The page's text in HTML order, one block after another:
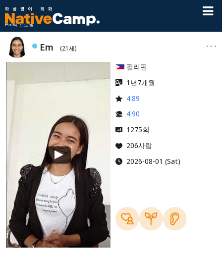
Em의 프로필
Em (21세)
필리핀
1년7개월
4.89
4.90
1275회
206사람
2026-08-01 (Sat)